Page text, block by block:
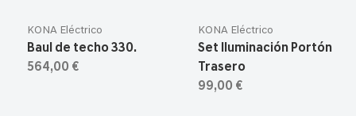
KONA Eléctrico
Baul de techo 330.
564,00 €
KONA Eléctrico
Set Iluminación Portón
Trasero
99,00 €